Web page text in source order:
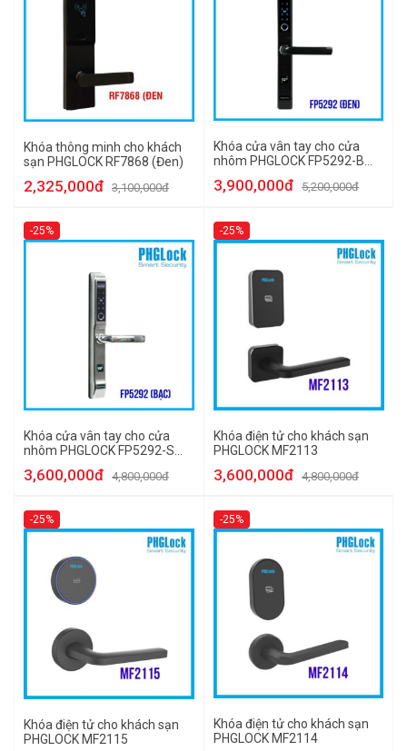
Khóa thông minh cho khách
sạn PHGLOCK RF7868 (Đen)
2,325,000đ 3,100,000đ
Khóa cửa vân tay cho cửa
nhôm PHGLOCK FP5292-B
3,900,000đ 5,200,000đ
-25%
Khóa cửa vân tay cho cửa
nhôm PHGLOCK FP5292-S
3,600,000đ 4,800,000đ
-25%
Khóa điện tử cho khách sạn
PHGLOCK MF2113
3,600,000đ 4,800,000đ
-25%
Khóa điện tử cho khách sạn
PHGLOCK MF2115
-25%
Khóa điện tử cho khách sạn
PHGLOCK MF2114